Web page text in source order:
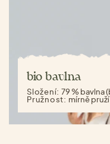
bio bavlna
Složení:79 % bavlna
Pružnost: mírně pruží